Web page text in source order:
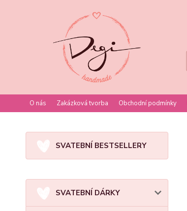
O nás Zakázková tvorba Obchodní podmínky
SVATEBNÍ BESTSELLERY
SVATEBNÍ DÁRKY